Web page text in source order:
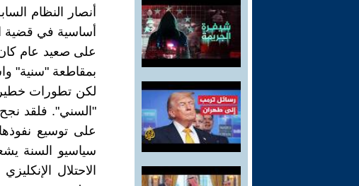
أنصار النظام
أساسية في قضية
على صعيد عام
بمقاطعة "سنية"
لكن تطورات
"السني". فلقد
على توسيع
سياسيو السنة
الاحتلال